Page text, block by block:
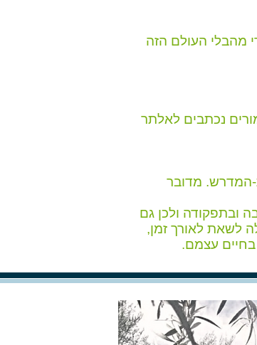
מהבלי העולם הזה
נכתבים לאלתר
המדרש. מדובר
ובתפקודה ולכן גם
לשאת לאורך זמן,
עצמם.